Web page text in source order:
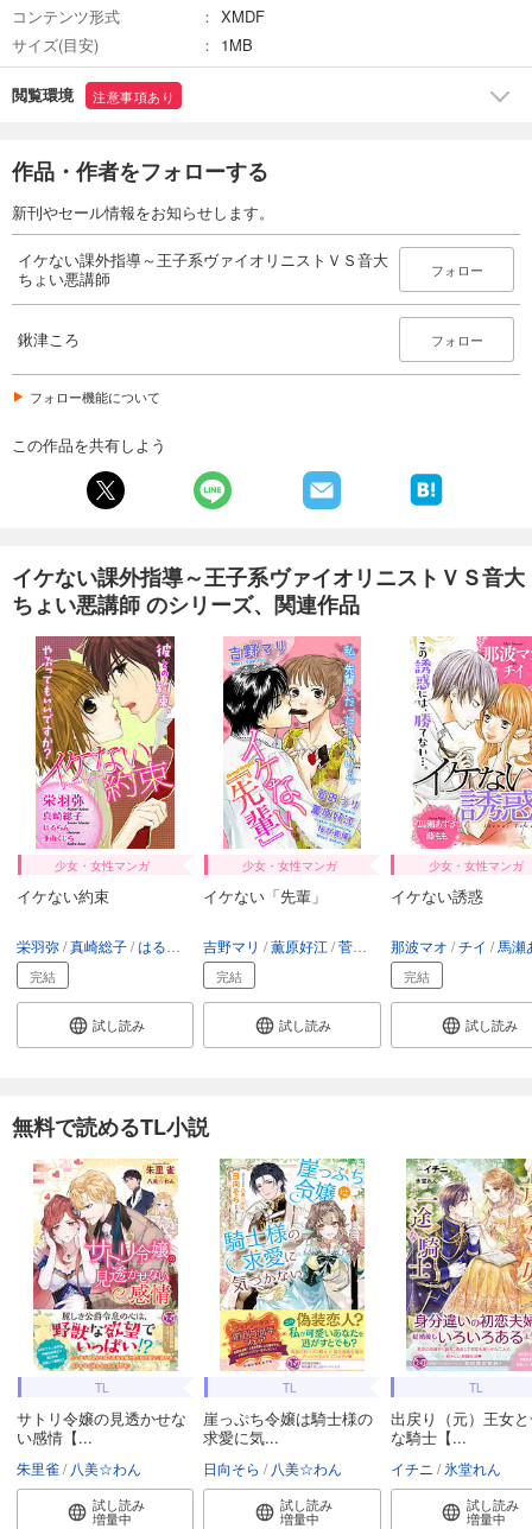
コンテンツ形式
XMDF
サイズ(目安)
1MB
閲覧環境 注意事項あり
作品・作者をフォローする
新刊やセール情報をお知らせします。
イケない課外指導～王子系ヴァイオリニストＶＳ音大
ちょい悪講師
フォロー
鍬津ころ フォロー
フォロー機能について
この作品を共有しよう
イケない課外指導～王子系ヴァイオリニストＶＳ音大
ちょい悪講師 のシリーズ、関連作品
少女・女性マンガ
イケない約束
栄羽弥 真崎総子 はるらん 亜南くじら
完結
試し読み
少女・女性マンガ
イケない「先輩」
吉野マリ 薫原好江 菅田うり 桜井真優
完結
試し読み
少女・女性マンガ
イケない誘惑
那波マオ チイ 馬瀬あ
完結
試し読み
無料で読めるTL小説
TL
サトリ令嬢の見透かせな
い感情【...
朱里雀 八美☆わん
試し読み
増量中
TL
崖っぷち令嬢は騎士様の
求愛に気...
日向そら 八美☆わん
試し読み
増量中
TL
出戻り（元）王女
な騎士【...
イチニ 氷堂れん
試し読み
増量中